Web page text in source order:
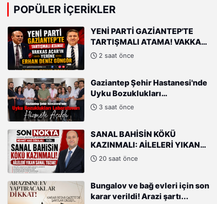
POPÜLER İÇERIKLER
YENİ PARTİ GAZİANTEP'TE
TARTIŞMALI ATAMA! VAKKAS
AÇAR'IN YERİNE ERHAN DENİZ
2 saat önce
Gaziantep Şehir Hastanesi'nde
Uyku Bozuklukları
Laboratuvarı Hizmete Açıldı
3 saat önce
SANAL BAHİSİN KÖKÜ
KAZINMALI: AİLELERİ YIKAN
SANAL TUZAK!
20 saat önce
Bungalov ve bağ evleri için son
karar verildi! Arazi şartı...